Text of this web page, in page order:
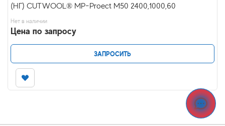
(НГ) CUTWOOL® MP-Proect M50 2400,1000,60
Нет в наличии
Цена по запросу
ЗАПРОСИТЬ